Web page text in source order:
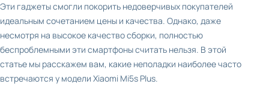
Эти гаджеты смогли покорить недоверчивых покупателей
идеальным сочетанием цены и качества. Однако, даже
несмотря на высокое качество сборки, полностью
беспроблемными эти смартфоны считать нельзя. В этой
статье мы расскажем вам, какие неполадки наиболее часто
встречаются у модели Xiaomi Mi5s Plus.